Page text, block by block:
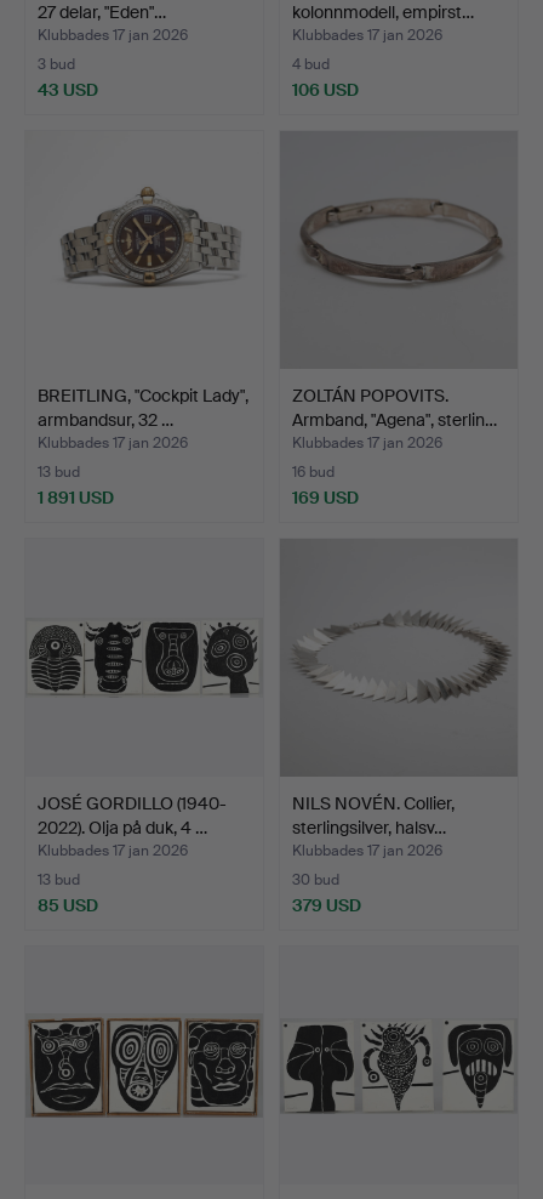
27 delar, "Eden"…
Klubbades 17 jan 2026
3 bud
43 USD
kolonnmodell, empirst…
Klubbades 17 jan 2026
4 bud
106 USD
BREITLING, "Cockpit Lady",
armbandsur, 32 …
Klubbades 17 jan 2026
13 bud
1 891 USD
ZOLTÁN POPOVITS.
Armband, "Agena", sterlin…
Klubbades 17 jan 2026
16 bud
169 USD
JOSÉ GORDILLO (1940-
2022). Olja på duk, 4 …
Klubbades 17 jan 2026
13 bud
85 USD
NILS NOVÉN. Collier,
sterlingsilver, halsv…
Klubbades 17 jan 2026
30 bud
379 USD